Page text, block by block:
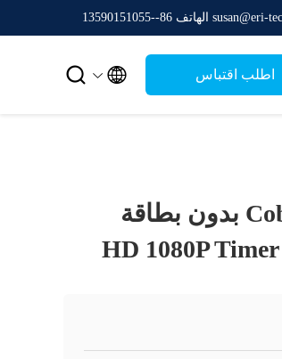
الهاتف 86--13590151055
اطلب اقتباس 

جهاز استقبال Cob Cas DVB C بدون بطاقة